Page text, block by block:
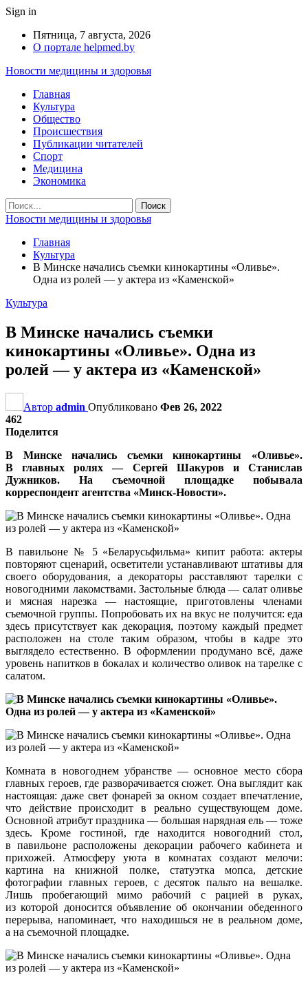
Sign in
Пятница, 7 августа, 2026
О портале helpmed.by
Новости медицины и здоровья
Главная
Культура
Общество
Происшествия
Публикации читателей
Спорт
Медицина
Экономика
Новости медицины и здоровья
Главная
Культура
В Минске начались съемки кинокартины «Оливье».
Одна из ролей — у актера из «Каменской»
Культура
В Минске начались съемки
кинокартины «Оливье». Одна из
ролей — у актера из «Каменской»
Автор admin Опубликовано Фев 26, 2022
462
Поделится
В Минске начались съемки кинокартины «Оливье».
В главных ролях — Сергей Шакуров и Станислав
Дужников. На съемочной площадке побывала
корреспондент агентства «Минск-Новости».
В павильоне № 5 «Беларусьфильма» кипит работа: актеры
повторяют сценарий, осветители устанавливают штативы для
своего оборудования, а декораторы расставляют тарелки с
новогодними лакомствами. Застольные блюда — салат оливье
и мясная нарезка — настоящие, приготовлены членами
съемочной группы. Попробовать их на вкус не получится: еда
здесь присутствует как декорация, поэтому каждый предмет
расположен на столе таким образом, чтобы в кадре это
выглядело естественно. В оформлении продумано всё, даже
уровень напитков в бокалах и количество оливок на тарелке с
салатом.
Комната в новогоднем убранстве — основное место сбора
главных героев, где разворачивается сюжет. Она выглядит как
настоящая: даже свет фонарей за окном создает впечатление,
что действие происходит в реально существующем доме.
Основной атрибут праздника — большая нарядная ель — тоже
здесь. Кроме гостиной, где находится новогодний стол,
в павильоне расположены декорации рабочего кабинета и
прихожей. Атмосферу уюта в комнатах создают мелочи:
картина на книжной полке, статуэтка мопса, детские
фотографии главных героев, с десяток пальто на вешалке.
Лишь пробегающий мимо рабочий с рацией в руках,
из которой доносится объявление об окончании обеденного
перерыва, напоминает, что находишься не в реальном доме,
а на съемочной площадке.